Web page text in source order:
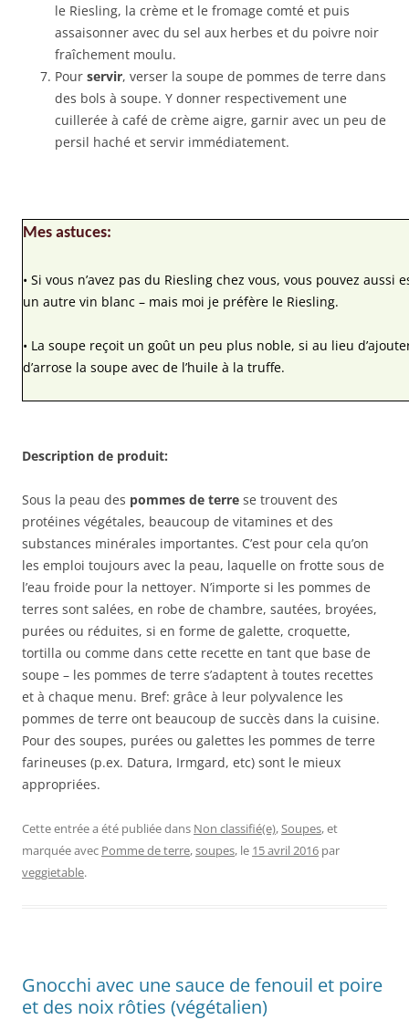
le Riesling, la crème et le fromage comté et puis
assaisonner avec du sel aux herbes et du poivre noir
fraîchement moulu.
Pour servir, verser la soupe de pommes de terre dans
des bols à soupe. Y donner respectivement une
cuillerée à café de crème aigre, garnir avec un peu de
persil haché et servir immédiatement.
Mes astuces:
• Si vous n’avez pas du Riesling chez vous, vous pouvez aussi
un autre vin blanc – mais moi je préfère le Riesling.
• La soupe reçoit un goût un peu plus noble, si au lieu
d’arrose la soupe avec de l’huile à la truffe.
Description de produit:
Sous la peau des pommes de terre se trouvent des
protéines végétales, beaucoup de vitamines et des
substances minérales importantes. C’est pour cela qu’on
les emploi toujours avec la peau, laquelle on frotte sous de
l’eau froide pour la nettoyer. N’importe si les pommes de
terres sont salées, en robe de chambre, sautées, broyées,
purées ou réduites, si en forme de galette, croquette,
tortilla ou comme dans cette recette en tant que base de
soupe – les pommes de terre s’adaptent à toutes recettes
et à chaque menu. Bref: grâce à leur polyvalence les
pommes de terre ont beaucoup de succès dans la cuisine.
Pour des soupes, purées ou galettes les pommes de terre
farineuses (p.ex. Datura, Irmgard, etc) sont le mieux
appropriées.
Cette entrée a été publiée dans Non classifié(e), Soupes, et
marquée avec Pomme de terre,soupes, le 15 avril 2016 par
veggietable.
Gnocchi avec une sauce de fenouil et poire
et des noix rôties (végétalien)